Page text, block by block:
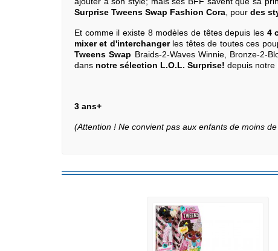
Surprise Tweens Swap Fashion Cora , pour des
Et comme il existe 8 modèles de têtes depuis les 4
mixer et d'interchangerles têtes de toutes ces
Tweens Swap Braids-2-Waves Winnie, Bronze-2-
dans notre sélection L.O.L. Surprise! depuis notre
3 ans+
(Attention ! Ne convient pas aux enfants de moins